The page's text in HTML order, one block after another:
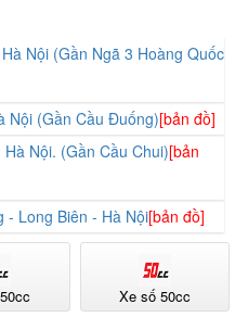
Nội (Gần Ngã 3 Hoàng Quốc
Nội (Gần Cầu Đuống)[bản đồ]
Nội. (Gần Cầu Chui)[bản
- Long Biên - Hà Nội[bản đồ]
Xe số 50cc